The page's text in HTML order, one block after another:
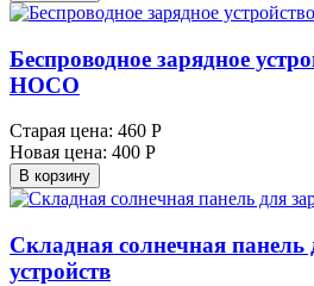
Беспроводное зарядное
HOCO
Старая цена: 460 Р
Новая цена: 400 Р
В корзину
Складная солнечная панель
устройств